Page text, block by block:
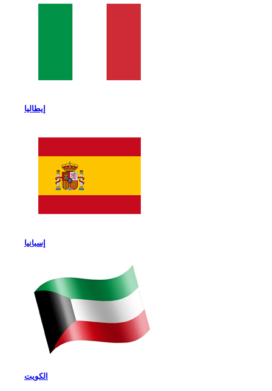
إيطاليا
إسبانيا
الكويت